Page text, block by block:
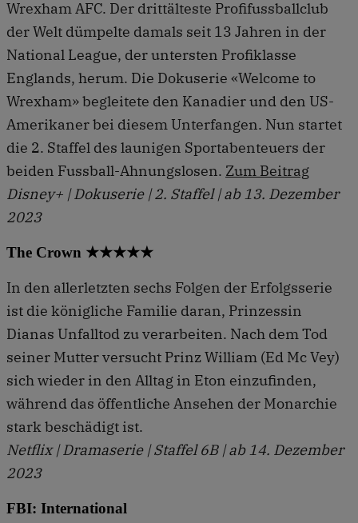
Wrexham AFC. Der drittälteste Profifussballclub
der Welt dümpelte damals seit 13 Jahren in der
National League, der untersten Profiklasse
Englands, herum. Die Dokuserie «Welcome to
Wrexham» begleitete den Kanadier und den US-
Amerikaner bei diesem Unterfangen. Nun startet
die 2. Staffel des launigen Sportabenteuers der
beiden Fussball-Ahnungslosen. Zum Beitrag
Disney+ | Dokuserie | 2. Staffel | ab 13. Dezember
2023
The Crown ★★★★★
In den allerletzten sechs Folgen der Erfolgsserie
ist die königliche Familie daran, Prinzessin
Dianas Unfalltod zu verarbeiten. Nach dem Tod
seiner Mutter versucht Prinz William (Ed Mc Vey)
sich wieder in den Alltag in Eton einzufinden,
während das öffentliche Ansehen der Monarchie
stark beschädigt ist.
Netflix | Dramaserie | Staffel 6B | ab 14. Dezember
2023
FBI: International